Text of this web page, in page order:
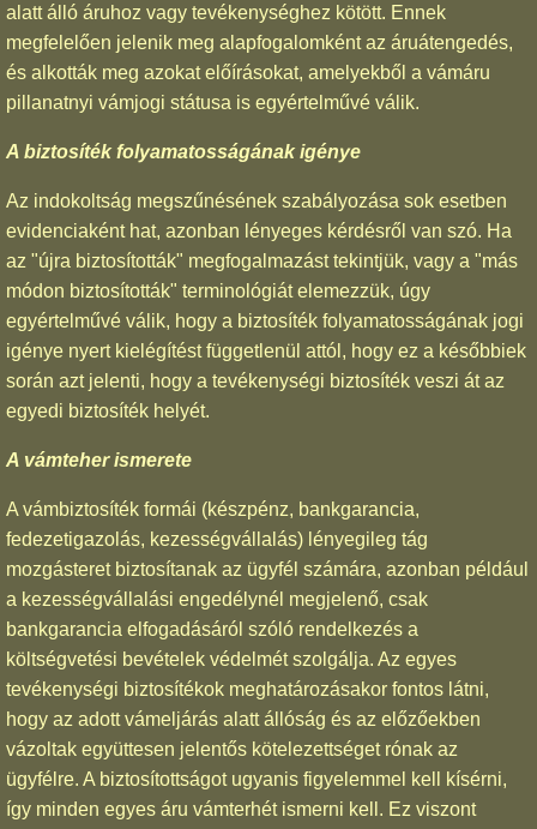
alatt álló áruhoz vagy tevékenységhez kötött. Ennek
megfelelően jelenik meg alapfogalomként az áruátengedés,
és alkották meg azokat előírásokat, amelyekből a vámáru
pillanatnyi vámjogi státusa is egyértelművé válik.
A biztosíték folyamatosságának igénye
Az indokoltság megszűnésének szabályozása sok esetben
evidenciaként hat, azonban lényeges kérdésről van szó. Ha
az "újra biztosították" megfogalmazást tekintjük, vagy a "más
módon biztosították" terminológiát elemezzük, úgy
egyértelművé válik, hogy a biztosíték folyamatosságának jogi
igénye nyert kielégítést függetlenül attól, hogy ez a későbbiek
során azt jelenti, hogy a tevékenységi biztosíték veszi át az
egyedi biztosíték helyét.
A vámteher ismerete
A vámbiztosíték formái (készpénz, bankgarancia,
fedezetigazolás, kezességvállalás) lényegileg tág
mozgásteret biztosítanak az ügyfél számára, azonban például
a kezességvállalási engedélynél megjelenő, csak
bankgarancia elfogadásáról szóló rendelkezés a
költségvetési bevételek védelmét szolgálja. Az egyes
tevékenységi biztosítékok meghatározásakor fontos látni,
hogy az adott vámeljárás alatt állóság és az előzőekben
vázoltak együttesen jelentős kötelezettséget rónak az
ügyfélre. A biztosítottságot ugyanis figyelemmel kell kísérni,
így minden egyes áru vámterhét ismerni kell. Ez viszont